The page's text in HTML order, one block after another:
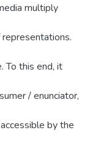
multiply
To this end, it
/ enunciator,
by the